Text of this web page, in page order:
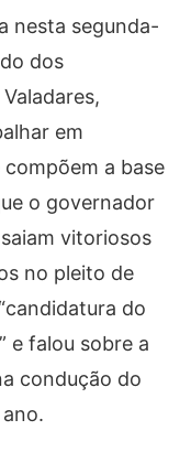
nesta segunda-
dos
em
a base
o governador
vitoriosos
no pleito de
do
e falou sobre a
condução do